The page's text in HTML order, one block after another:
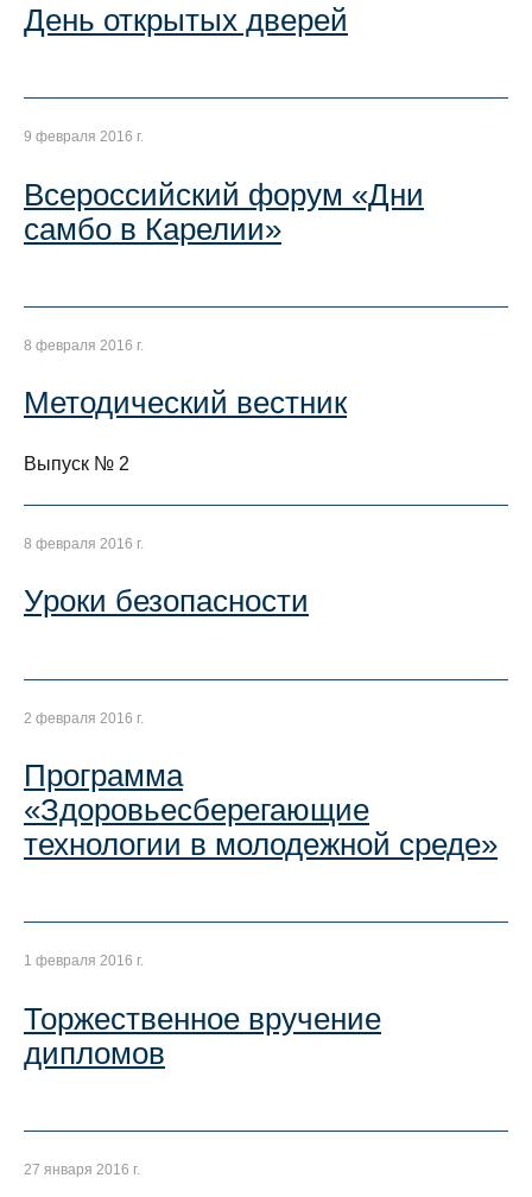
День открытых дверей
9 февраля 2016 г.
Всероссийский форум «Дни
самбо в Карелии»
8 февраля 2016 г.
Методический вестник
Выпуск № 2
8 февраля 2016 г.
Уроки безопасности
2 февраля 2016 г.
Программа
«Здоровьесберегающие
технологии в молодежной среде»
1 февраля 2016 г.
Торжественное вручение
дипломов
27 января 2016 г.